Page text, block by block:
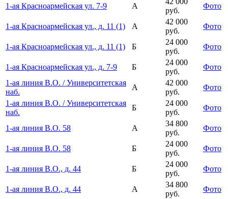
1-ая Красноармейская ул. 7-9 А
руб.
Фото
1-ая Красноармейская ул., д. 11 (1) А
42 000
руб.
Фото
1-ая Красноармейская ул., д. 11 (1) Б
24 000
руб.
Фото
1-ая Красноармейская ул., д. 7-9 Б
24 000
руб.
Фото
1-ая линия В.О. / Университетская
наб.
А
42 000
руб.
Фото
1-ая линия В.О. / Университетская
наб.
Б
24 000
руб.
Фото
1-ая линия В.О. 58 А
34 800
руб.
Фото
1-ая линия В.О. 58 Б
24 000
руб.
Фото
1-ая линия В.О., д. 44 Б
24 000
руб.
Фото
1-ая линия В.О., д. 44 А
34 800
руб.
Фото